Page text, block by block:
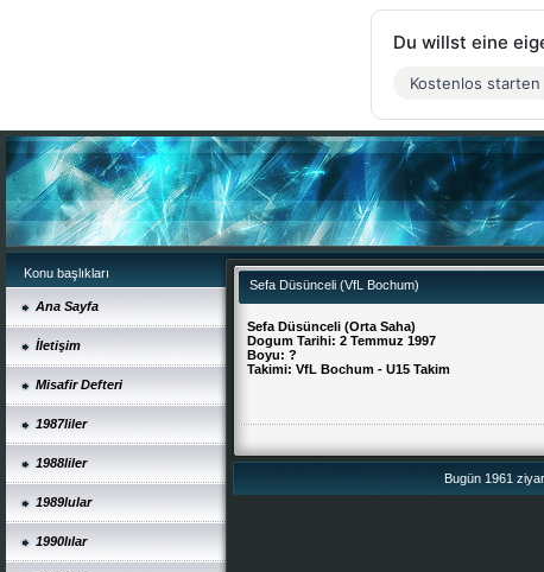
Konu başlıkları
Ana Sayfa
İletişim
Misafir Defteri
1987liler
1988liler
1989lular
1990lılar
Sefa Düsünceli (VfL Bochum)
Sefa Düsünceli (Orta Saha)
Dogum Tarihi: 2 Temmuz 1997
Boyu: ?
Takimi: VfL Bochum - U15 Takim
Bugün 1961
Du willst eine
Kostenlos starten